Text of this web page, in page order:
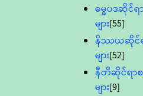
ဓမ္မပဒဆိုင်
များ[55]
နိဿယဆိုင်ရ
များ[52]
နီတိဆိုင်ရာ
များ[9]